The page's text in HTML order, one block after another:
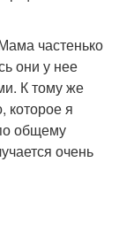
частенько
они у нее
К тому же
которое я
общему
очень